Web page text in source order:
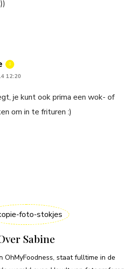
says:
12:20
je kunt ook prima een wok- of
om in te frituren :)
Sabine
OhMyFoodness, staat fulltime in de